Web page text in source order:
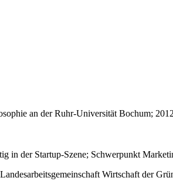
an der Ruhr-Universität Bochum;
in der Startup-Szene; Schwerpunkt
Wirtschaft der